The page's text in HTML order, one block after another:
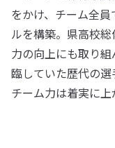
をかけ、チーム全
ルを構築。県高校
力の向上にも取り
臨していた歴代の選
チーム力は着実に上